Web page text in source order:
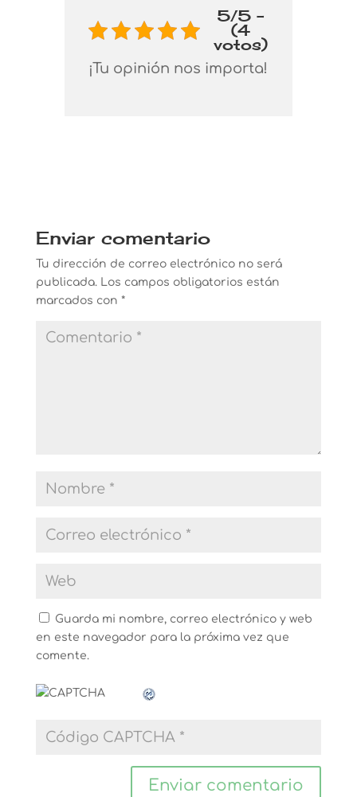
5/5 -
(4
votos)
¡Tu opinión nos importa!
Enviar comentario
Tu dirección de correo electrónico no será
publicada. Los campos obligatorios están
marcados con *
Guarda mi nombre, correo electrónico y web
en este navegador para la próxima vez que
comente.